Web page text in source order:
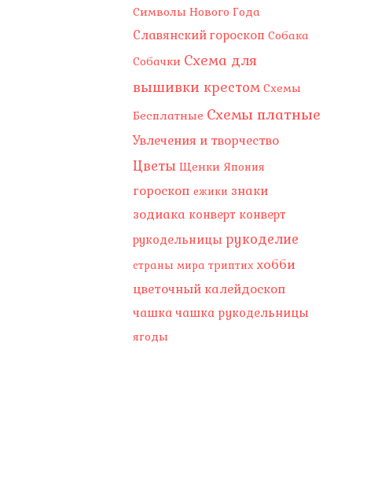
Символы Нового Года
Славянский гороскоп Собака
Собачки Схема для
вышивки крестом Схемы
Бесплатные Схемы платные
Увлечения и творчество
Цветы Щенки Япония
гороскоп ежики знаки
зодиака конверт конверт
рукодельницы рукоделие
страны мира триптих хобби
цветочный калейдоскоп
чашка чашка рукодельницы
ягоды